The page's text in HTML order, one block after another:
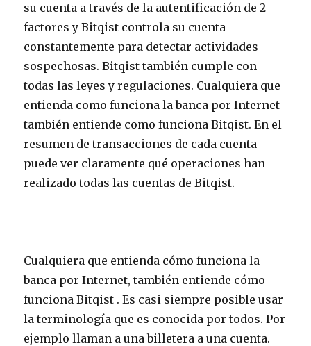
su cuenta a través de la autentificación de 2
factores y Bitqist controla su cuenta
constantemente para detectar actividades
sospechosas. Bitqist también cumple con
todas las leyes y regulaciones. Cualquiera que
entienda como funciona la banca por Internet
también entiende como funciona Bitqist. En el
resumen de transacciones de cada cuenta
puede ver claramente qué operaciones han
realizado todas las cuentas de Bitqist.
Cualquiera que entienda cómo funciona la
banca por Internet, también entiende cómo
funciona Bitqist . Es casi siempre posible usar
la terminología que es conocida por todos. Por
ejemplo llaman a una billetera a una cuenta.